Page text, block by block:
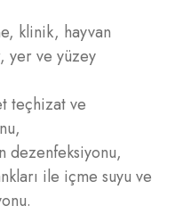
klinik, hayvan
yer ve yüzey
teçhizat ve
dezenfeksiyonu,
ile içme suyu ve